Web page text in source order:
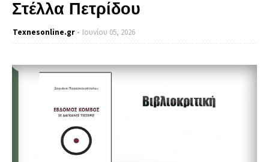
Στέλλα Πετρίδου
Texnesοnline.gr Ιουνίου 05, 2026